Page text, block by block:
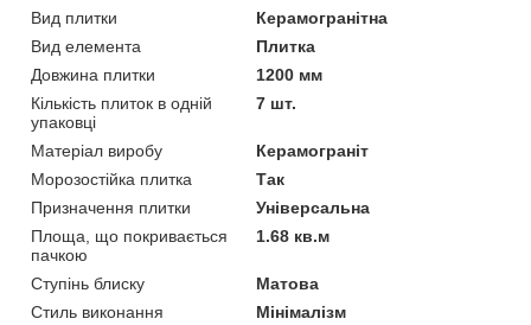
Вид плитки
Керамогранітна
Вид елемента
Плитка
Довжина плитки
1200 мм
Кількість плиток в одній
упаковці
7 шт.
Матеріал виробу
Керамограніт
Морозостійка плитка
Так
Призначення плитки
Універсальна
Площа, що покривається
пачкою
1.68 кв.м
Ступінь блиску
Матова
Стиль виконання
Мінімалізм